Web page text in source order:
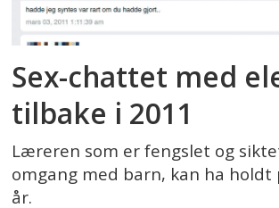
Sex-chattet med
tilbake i 2011
Læreren som er fengslet og
omgang med barn, kan ha holdt
år.